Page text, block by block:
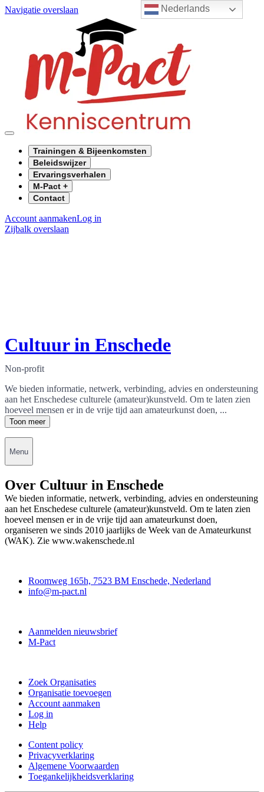
Nederlands
Navigatie overslaan
Trainingen & Bijeenkomsten
Beleidswijzer
Ervaringsverhalen
M-Pact +
Contact
Account aanmakenLog in
Zijbalk overslaan
Cultuur in Enschede
Non-profit
We bieden informatie, netwerk, verbinding, advies en ondersteuning
aan het Enschedese culturele (amateur)kunstveld. Om te laten zien
hoeveel mensen er in de vrije tijd aan amateurkunst doen, ...
Toon meer
Menu
Over Cultuur in Enschede
We bieden informatie, netwerk, verbinding, advies en ondersteuning
aan het Enschedese culturele (amateur)kunstveld. Om te laten zien
hoeveel mensen er in de vrije tijd aan amateurkunst doen,
organiseren we sinds 2010 jaarlijks de Week van de Amateurkunst
(WAK). Zie www.wakenschede.nl
Roomweg 165h, 7523 BM Enschede, Nederland
info@m-pact.nl
Aanmelden nieuwsbrief
M-Pact
Zoek Organisaties
Organisatie toevoegen
Account aanmaken
Log in
Help
Content policy
Privacyverklaring
Algemene Voorwaarden
Toegankelijkheidsverklaring